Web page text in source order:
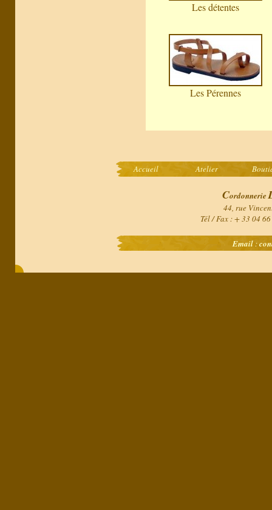
Les détentes
Les Pérennes
Accueil Atelier
Cordonnerie
44, rue
Tél / Fax : + 33 04
Email: